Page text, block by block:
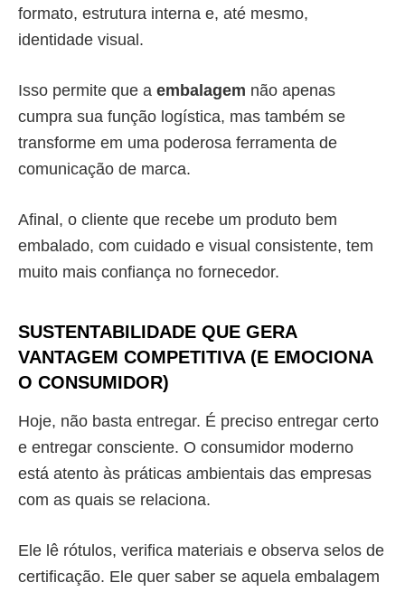
formato, estrutura interna e, até mesmo,
identidade visual.
Isso permite que a embalagem não apenas
cumpra sua função logística, mas também se
transforme em uma poderosa ferramenta de
comunicação de marca.
Afinal, o cliente que recebe um produto bem
embalado, com cuidado e visual consistente, tem
muito mais confiança no fornecedor.
SUSTENTABILIDADE QUE GERA
VANTAGEM COMPETITIVA (E EMOCIONA
O CONSUMIDOR)
Hoje, não basta entregar. É preciso entregar certo
e entregar consciente. O consumidor moderno
está atento às práticas ambientais das empresas
com as quais se relaciona.
Ele lê rótulos, verifica materiais e observa selos de
certificação. Ele quer saber se aquela embalagem